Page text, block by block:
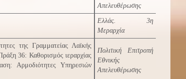
Απελευθέρωσης
Ελλάς. 3η
Μεραρχία
της Γραμματείας Λαϊκής
36: Καθορισμός ιεραρχίας
Αρμοδιότητες Υπηρεσιών
Πολιτική Επιτροπή
Εθνικής
Απελευθέρωσης